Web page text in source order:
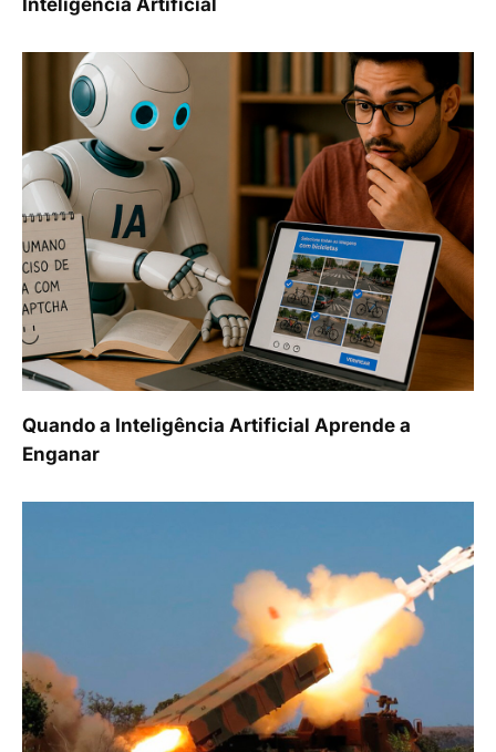
Quando a Inteligência Artificial Aprende a
Enganar